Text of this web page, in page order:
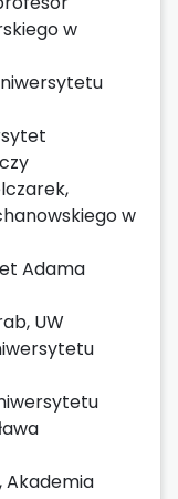
w
w
Adama
UW
Akademia